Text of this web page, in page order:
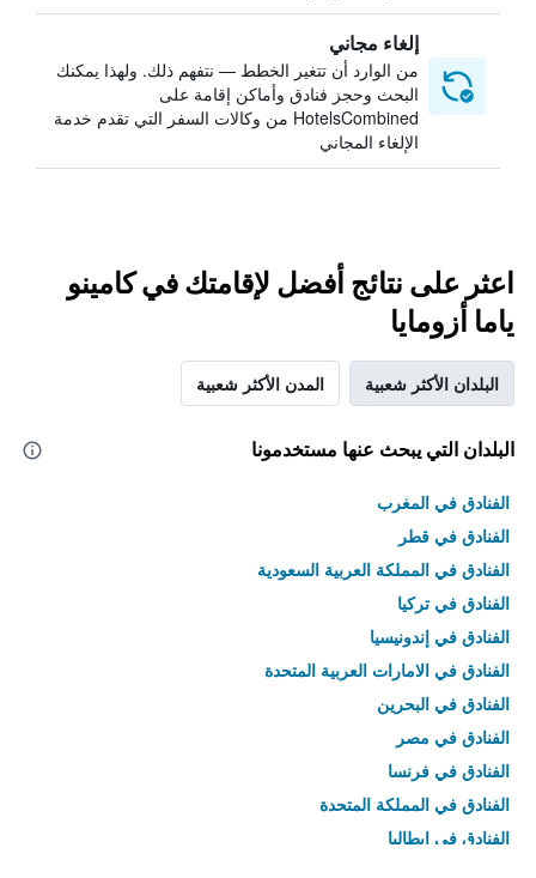
إلغاء مجاني
من الوارد أن تتغير الخطط — نتفهم ذلك. ولهذا يمكنك
البحث وحجز فنادق وأماكن إقامة على
HotelsCombined من وكالات السفر التي تقدم خدمة
الإلغاء المجاني
اعثر على نتائج أفضل لإقامتك في كامينو
ياما أزومايا
البلدان الأكثر شعبية المدن الأكثر شعبية
البلدان التي يبحث عنها مستخدمونا
الفنادق في المغرب
الفنادق في قطر
الفنادق في المملكة العربية السعودية
الفنادق في تركيا
الفنادق في إندونيسيا
الفنادق في الامارات العربية المتحدة
الفنادق في البحرين
الفنادق في مصر
الفنادق في فرنسا
الفنادق في المملكة المتحدة
الفنادق في إيطاليا